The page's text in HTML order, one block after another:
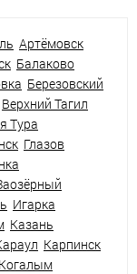
Артёмовск
Балаково
Березовский
Верхний Тагил
Тура
Глазов
Игарка
Казань
Карпинск
Когалым